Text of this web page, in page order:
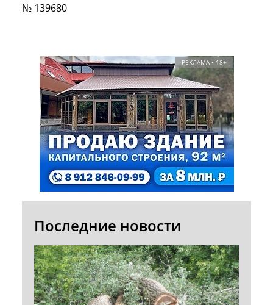
№ 139680
РЕКЛАМА • 18+
Последние новости